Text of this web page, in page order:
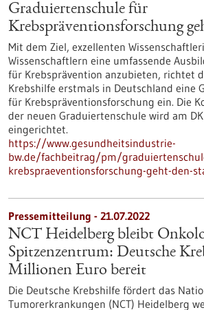
Graduiertenschule für
Krebspräventionsforschung
Mit dem Ziel, exzellenten
Wissenschaftlern eine umfassende
für Krebsprävention anzubieten, richtet
Krebshilfe erstmals in Deutschland eine
für Krebspräventionsforschung ein. Die
der neuen Graduiertenschule wird am
eingerichtet.
https://www.gesundheitsindustrie-
bw.de/fachbeitrag/pm/
krebspraeventionsforschung-geht-den-
Pressemitteilung - 21.07.2022
NCT Heidelberg bleibt
Spitzenzentrum: Deutsche
Millionen Euro bereit
Die Deutsche Krebshilfe fördert das
Tumorerkrankungen (NCT) Heidelberg